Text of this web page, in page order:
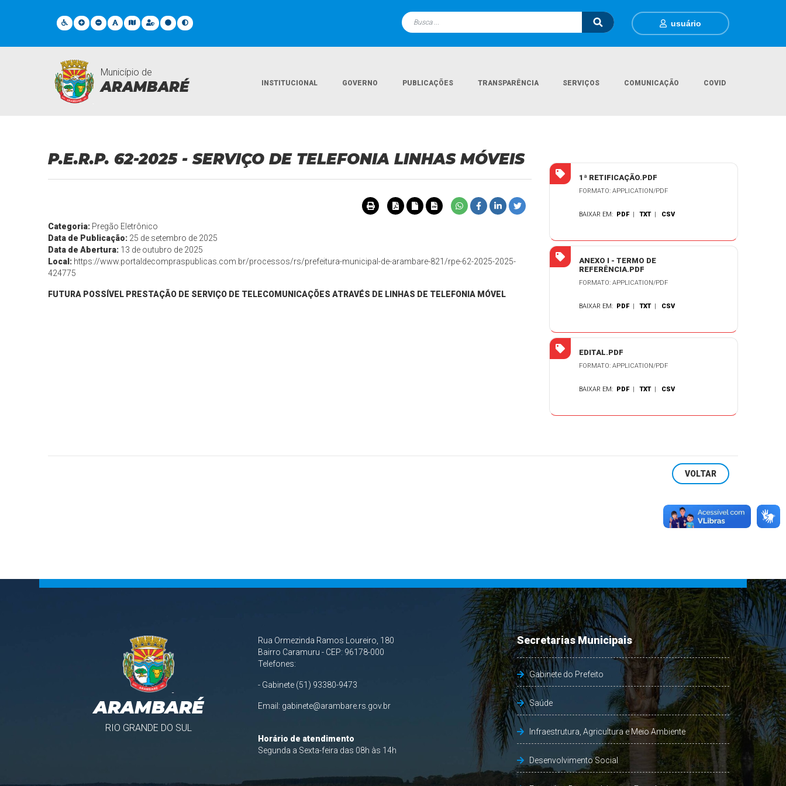
usuário
Município de
ARAMBARÉ INSTITUCIONAL GOVERNO PUBLICAÇÕES TRANSPARÊNCIA SERVIÇOS COMUNICAÇÃO COVID
Licitações
P.E.R.P. 62-2025 - SERVIÇO DE TELEFONIA LINHAS MÓVEIS
Categoria: Pregão Eletrônico
Data de Publicação: 25 de setembro de 2025
Data de Abertura: 13 de outubro de 2025
Local: https://www.portaldecompraspublicas.com.br/processos/rs/prefeitura-municipal-de-arambare-821/rpe-62-2025-2025-
424775
FUTURA POSSÍVEL PRESTAÇÃO DE SERVIÇO DE TELECOMUNICAÇÕES ATRAVÉS DE LINHAS DE TELEFONIA MÓVEL
1ª RETIFICAÇÃO.PDF
FORMATO: APPLICATION/PDF
BAIXAR EM: PDF |TXT | CSV
ANEXO I - TERMO DE
REFERÊNCIA.PDF
FORMATO: APPLICATION/PDF
BAIXAR EM: PDF |TXT | CSV
EDITAL.PDF
FORMATO: APPLICATION/PDF
BAIXAR EM: PDF |TXT | CSV
VOLTAR
ARAMBARÉ
RIO GRANDE DO SUL
Rua Ormezinda Ramos Loureiro, 180
Bairro Caramuru - CEP: 96178-000
Telefones:
- Gabinete (51) 93380-9473
Email: gabinete@arambare.rs.gov.br
Horário de atendimento
Segunda a Sexta-feira das 08h às 14h
Secretarias Municipais
Gabinete do Prefeito
Saúde
Infraestrutura, Agricultura e Meio Ambiente
Desenvolvimento Social